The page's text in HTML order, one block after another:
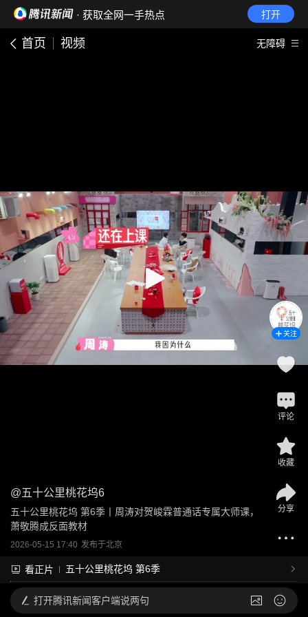
· 获取全网一手热点 打开
首页 视频 无障碍
@五十公里桃花坞6
五十公里桃花坞 第6季丨周涛对贺峻霖普通话专属大师课，
萧敬腾成反面教材
2026-05-15 17:40 发布于北京
看正片 五十公里桃花坞 第6季
关注
评论
收藏
分享
打开腾讯新闻客户端说两句